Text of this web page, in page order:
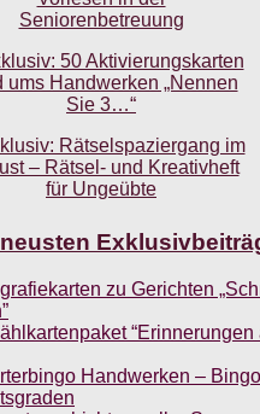
zu Gerichten
Handwerken –